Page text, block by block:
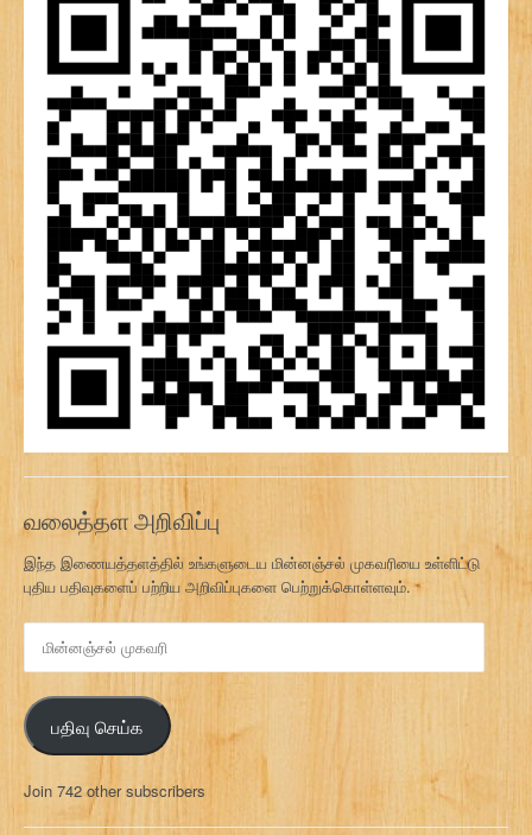
வலைத்தள அறிவிப்பு
இந்த இணையத்தளத்தில் உங்களுடைய மின்னஞ்சல் முகவரியை உள்ளிட்டு
புதிய பதிவுகளைப் பற்றிய அறிவிப்புகளை பெற்றுக்கொள்ளவும்.
ன
ஞ்
ச
ல்
க
வ
பதிவு செய்க
Join 742 other subscribers